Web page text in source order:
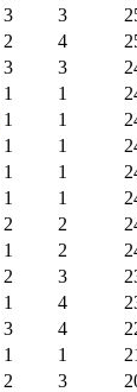
3 3
2 4
3 3
1 1
1 1
1 1
1 1
1 1
2 2
1 2
2 3
1 4
3 4
1 1
2 3